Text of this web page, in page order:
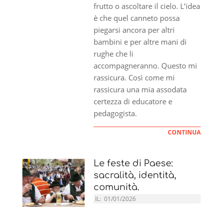
frutto o ascoltare il cielo. L’idea
è che quel canneto possa
piegarsi ancora per altri
bambini e per altre mani di
rughe che li
accompagneranno. Questo mi
rassicura. Così come mi
rassicura una mia assodata
certezza di educatore e
pedagogista.
CONTINUA
Le feste di Paese:
sacralità, identità,
comunità.
IL: 01/01/2026